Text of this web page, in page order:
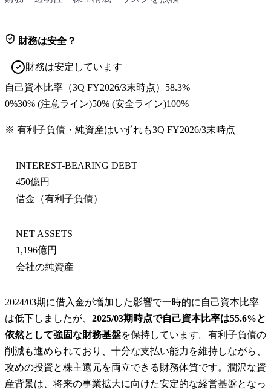
財務は安全？
財務は安定しています
自己資本比率 （3Q FY2026/3末時点） 58.3%
0%30% (注意ライン)50% (安全ライン)100%
※ 有利子負債・純資産はいずれも3Q FY2026/3末時点
INTEREST-BEARING DEBT
450億円
借金（有利子負債）
NET ASSETS
1,196億円
会社の純資産
2024/03期に借入金が増加した影響で一時的に自己資本比率
は低下しましたが、 2025/03期時点で自己資本比率は55.6%と
依然として強固な財務基盤を保持しています。有利子負債の
削減も進められており、十分な支払い能力を維持しながら、
攻めの投資と株主還元を両立できる財務体質です。潤沢な資
産背景は、将来の事業拡大に向けた安定的な経営基盤となっ